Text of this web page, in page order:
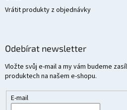
Vrátit produkty z objednávky
Odebírat newsletter
Vložte svůj e-mail a my vám budeme
produktech na našem e-shopu.
E-mail